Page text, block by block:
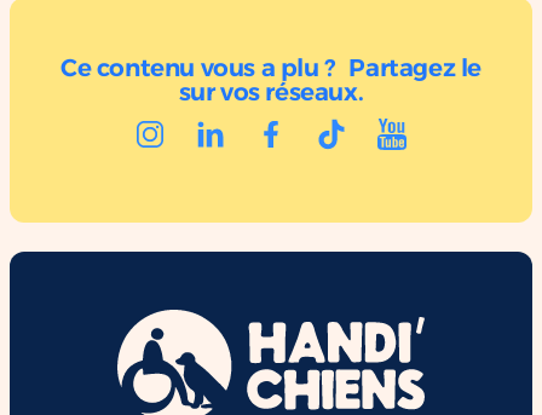
Ce contenu vous a plu ? Partagez le
sur vos réseaux.